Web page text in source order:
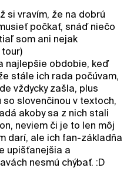
si vravím, že na dobrú
počkať, snáď niečo
som ani nejak
najlepšie obdobie, keď
stále ich rada počúvam,
vždycky zašla, plus
slovenčinou v textoch,
akoby sa z nich stali
neviem či je to len môj
darí, ale ich fan-základňa
upišťanejšia a
nesmú chýbať. :D